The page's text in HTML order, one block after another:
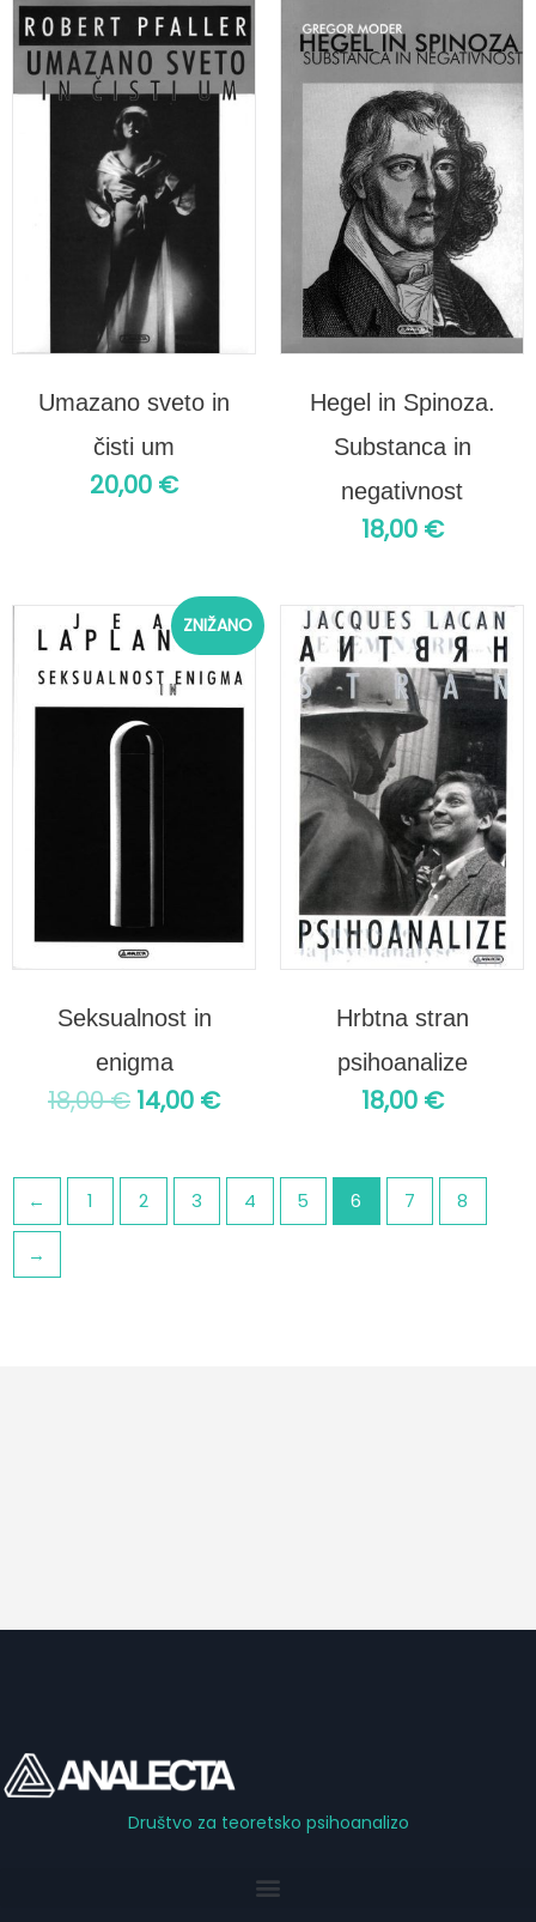
Umazano sveto in
čisti um
20,00 €
Hegel in Spinoza.
Substanca in
negativnost
18,00 €
ZNIŽANO
Seksualnost in
enigma
18,00€
Izvirna
cena
je
bila:
18,00 €.
14,00 €
Trenutna
cena
je:
14,00 €.
Hrbtna stran
psihoanalize
18,00 €
← 1 2 3 4 5 6 7 8
→
Društvo za teoretsko psihoanalizo